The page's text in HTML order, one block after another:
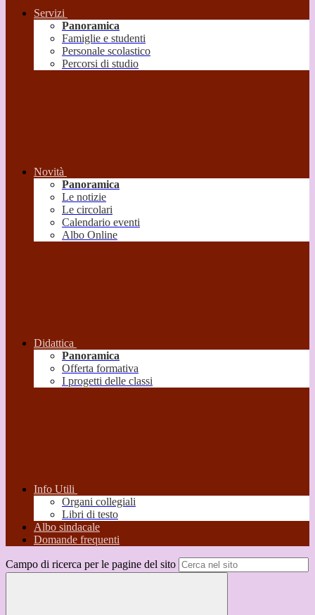
Servizi
Panoramica
Famiglie e studenti
Personale scolastico
Percorsi di studio
Novità
Panoramica
Le notizie
Le circolari
Calendario eventi
Albo Online
Didattica
Panoramica
Offerta formativa
I progetti delle classi
Info Utili
Organi collegiali
Libri di testo
Albo sindacale
Domande frequenti
Campo di ricerca per le pagine del sito